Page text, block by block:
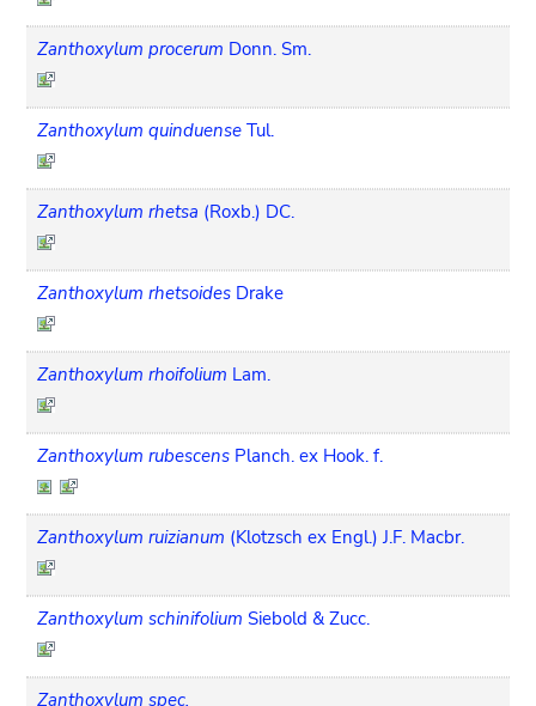
Zanthoxylum procerum Donn. Sm.
Zanthoxylum quinduense Tul.
Zanthoxylum rhetsa (Roxb.) DC.
Zanthoxylum rhetsoides Drake
Zanthoxylum rhoifolium Lam.
Zanthoxylum rubescens Planch. ex Hook. f.
Zanthoxylum ruizianum (Klotzsch ex Engl.) J.F. Macbr.
Zanthoxylum schinifolium Siebold & Zucc.
Zanthoxylum spec.